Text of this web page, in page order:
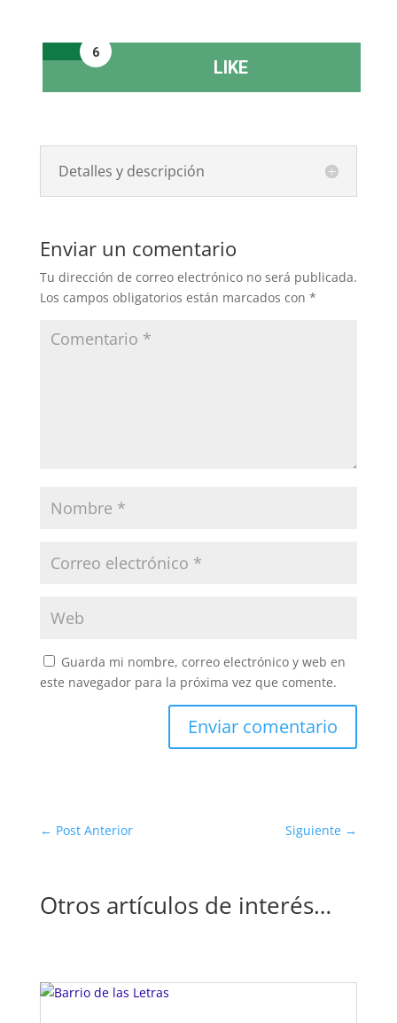
6
LIKE
Detalles y descripción
Enviar un comentario
Tu dirección de correo electrónico no será publicada.
Los campos obligatorios están marcados con *
Guarda mi nombre, correo electrónico y web en
este navegador para la próxima vez que comente.
Enviar comentario
← Post Anterior Siguiente →
Otros artículos de interés…